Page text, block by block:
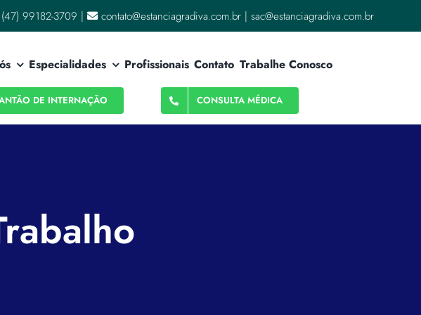
99182-3709 | contato@estanciagradiva.com.br | sac@estanciagradiva.com.br
Especialidades Profissionais Contato Trabalhe Conosco
DE INTERNAÇÃO CONSULTA MÉDICA